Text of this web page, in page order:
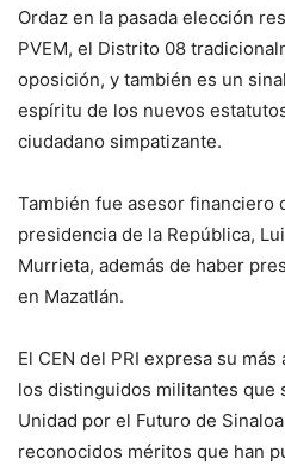
Ordaz en la pasada elección
PVEM, el Distrito 08
oposición, y también es un
espíritu de los nuevos
ciudadano simpatizante.
También fue asesor financiero
presidencia de la República,
Murrieta, además de haber
en Mazatlán.
El CEN del PRI expresa su
los distinguidos militantes que
Unidad por el Futuro de
reconocidos méritos que han